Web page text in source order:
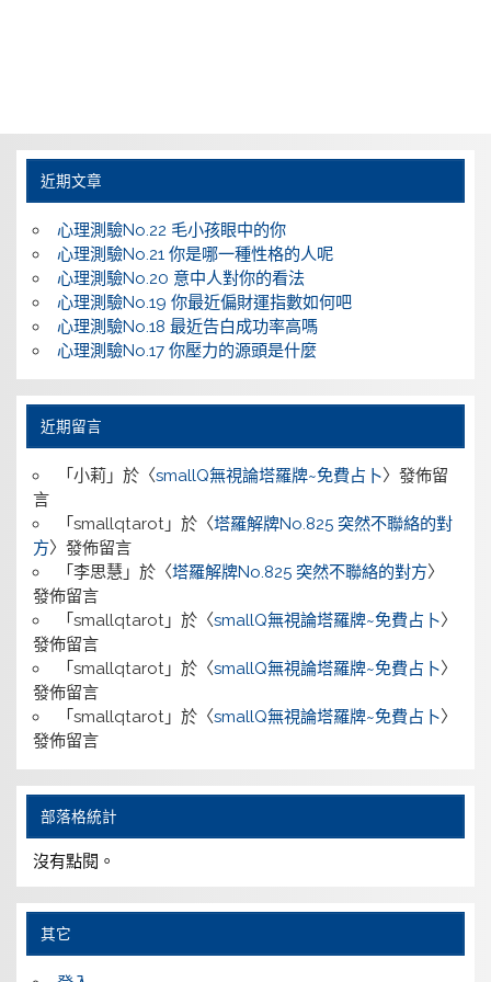
近期文章
心理測驗No.22 毛小孩眼中的你
心理測驗No.21 你是哪一種性格的人呢
心理測驗No.20 意中人對你的看法
心理測驗No.19 你最近偏財運指數如何吧
心理測驗No.18 最近告白成功率高嗎
心理測驗No.17 你壓力的源頭是什麼
近期留言
「 小莉」於〈smallQ無視論塔羅牌~免費占卜〉發佈留
言
「 smallqtarot」於〈塔羅解牌No.825 突然不聯絡的對
方〉發佈留言
「 李思慧」於〈塔羅解牌No.825 突然不聯絡的對方〉
發佈留言
「 smallqtarot」於〈smallQ無視論塔羅牌~免費占卜〉
發佈留言
「 smallqtarot」於〈smallQ無視論塔羅牌~免費占卜〉
發佈留言
「 smallqtarot」於〈smallQ無視論塔羅牌~免費占卜〉
發佈留言
部落格統計
沒有點閱。
其它